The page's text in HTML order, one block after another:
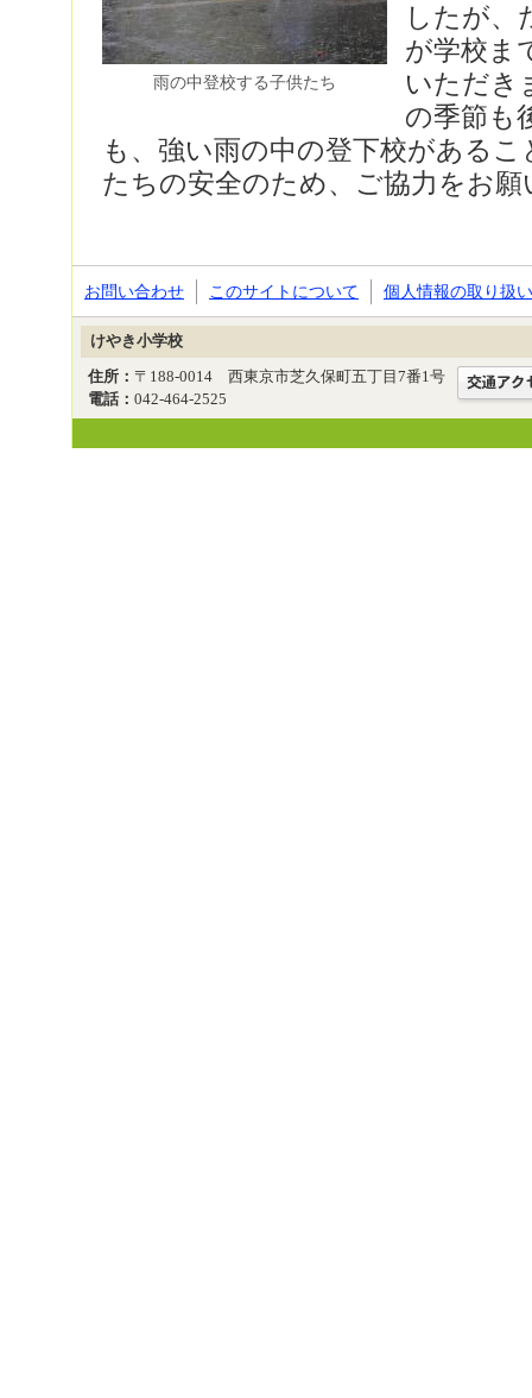
雨の中登校する子供たち
したが、
が学校ま
いただき
の季節も
も、強い雨の中の登下校がある
たちの安全のため、ご協力をお
お問い合わせ このサイトについて 個人情報の取り扱い
けやき小学校
住所： 〒188-0014 西東京市芝久保町五丁目7番1号
電話： 042-464-2525